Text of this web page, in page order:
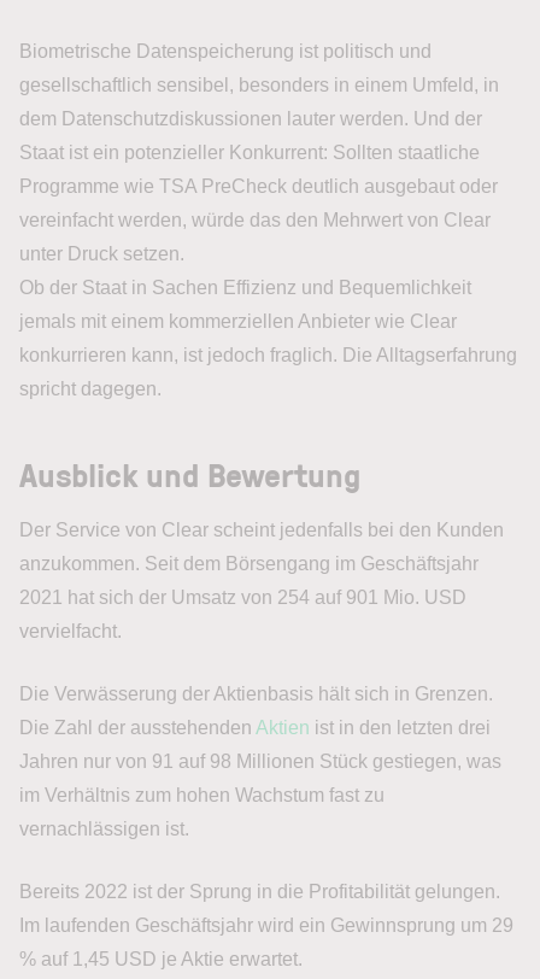
Biometrische Datenspeicherung ist politisch und
gesellschaftlich sensibel, besonders in einem Umfeld, in
dem Datenschutzdiskussionen lauter werden. Und der
Staat ist ein potenzieller Konkurrent: Sollten staatliche
Programme wie TSA PreCheck deutlich ausgebaut oder
vereinfacht werden, würde das den Mehrwert von Clear
unter Druck setzen.
Ob der Staat in Sachen Effizienz und Bequemlichkeit
jemals mit einem kommerziellen Anbieter wie Clear
konkurrieren kann, ist jedoch fraglich. Die Alltagserfahrung
spricht dagegen.
Ausblick und Bewertung
Der Service von Clear scheint jedenfalls bei den Kunden
anzukommen. Seit dem Börsengang im Geschäftsjahr
2021 hat sich der Umsatz von 254 auf 901 Mio. USD
vervielfacht.
Die Verwässerung der Aktienbasis hält sich in Grenzen.
Die Zahl der ausstehenden Aktien ist in den letzten drei
Jahren nur von 91 auf 98 Millionen Stück gestiegen, was
im Verhältnis zum hohen Wachstum fast zu
vernachlässigen ist.
Bereits 2022 ist der Sprung in die Profitabilität gelungen.
Im laufenden Geschäftsjahr wird ein Gewinnsprung um 29
% auf 1,45 USD je Aktie erwartet.